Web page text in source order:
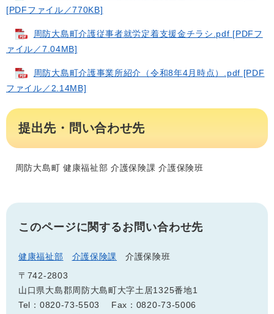
[PDFファイル／770KB]
周防大島町介護従事者就労定着支援金チラシ.pdf [PDFフ
ァイル／7.04MB]
周防大島町介護事業所紹介（令和8年4月時点）.pdf [PDF
ファイル／2.14MB]
提出先・問い合わせ先
周防大島町 健康福祉部 介護保険課 介護保険班
このページに関するお問い合わせ先
健康福祉部 介護保険課
介護保険班
〒742-2803
山口県大島郡周防大島町大字土居1325番地1
Tel：0820-73-5503
Fax：0820-73-5006